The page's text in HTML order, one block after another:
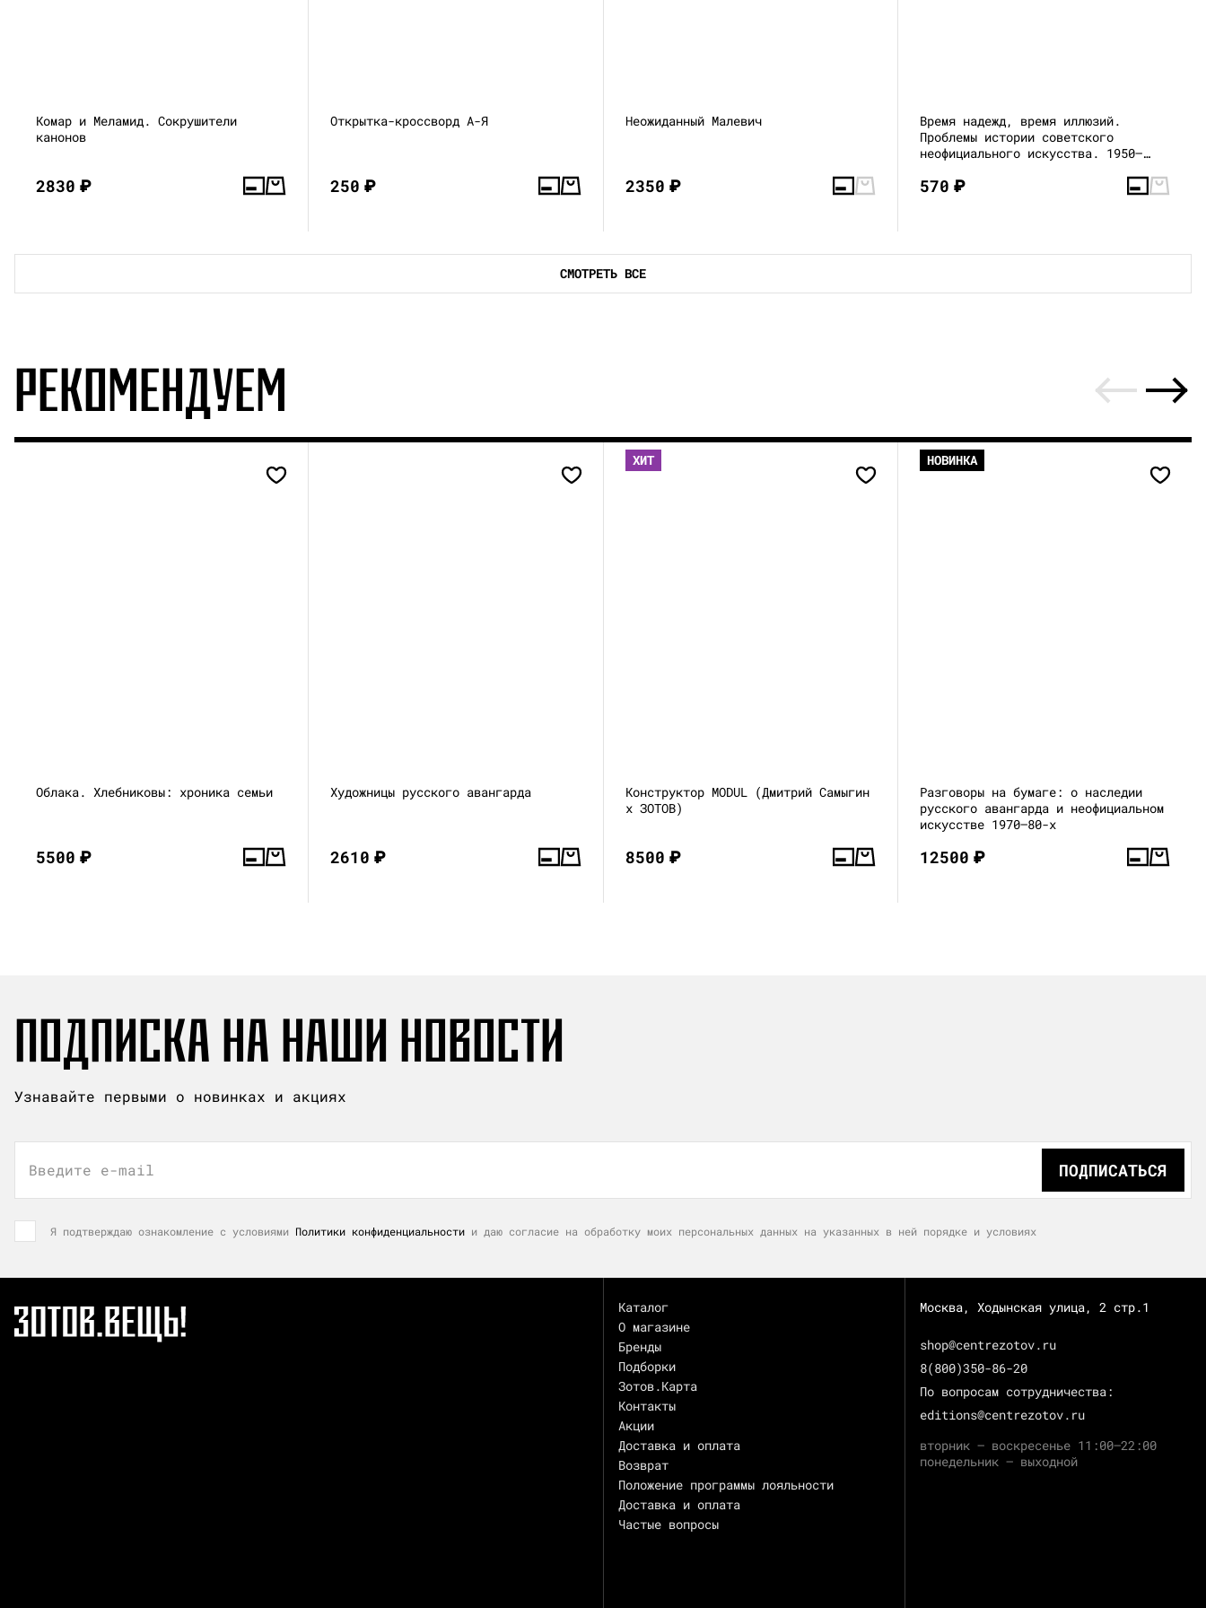
Комар и Меламид. Сокрушители
канонов
2830₽
Открытка-кроссворд А-Я
250₽
Неожиданный Малевич
2350₽
Время надежд, время иллюзий.
Проблемы истории советского
неофициального искусства. 1950–
570₽
СМОТРЕТЬ ВСЕ
РЕКОМЕНДУЕМ
Облака. Хлебниковы: хроника семьи
5500₽
Художницы русского авангарда
2610₽
ХИТ
Конструктор MODUL (Дмитрий Самыгин
x ЗОТОВ)
8500₽
НОВИНКА
Разговоры на бумаге: о наследии
русского авангарда и неофициальном
искусстве 1970–80-х
12500₽
ПОДПИСКА НА НАШИ НОВОСТИ
Узнавайте первыми о новинках и акциях
Введите e-mail ПОДПИСАТЬСЯ
Я подтверждаю ознакомление с условиями Политики конфиденциальности и даю согласие на обработку моих персональных данных на указанных в ней порядке и условиях
Каталог
О магазине
Бренды
Подборки
Зотов.Карта
Контакты
Акции
Доставка и оплата
Возврат
Положение программы лояльности
Доставка и оплата
Частые вопросы
Москва, Ходынская улица, 2 стр.1
shop@centrezotov.ru
8(800)350-86-20
По вопросам сотрудничества:
editions@centrezotov.ru
вторник — воскресенье 11:00–22:00
понедельник — выходной